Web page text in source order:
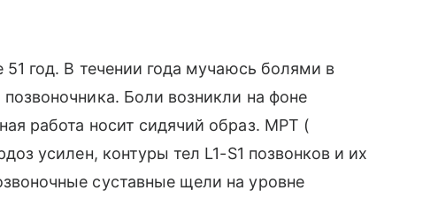
год. В течении года мучаюсь болями в
Боли возникли на фоне
работа носит сидячий образ. МРТ (
усилен, контуры тел L1-S1 позвонков и их
суставные щели на уровне